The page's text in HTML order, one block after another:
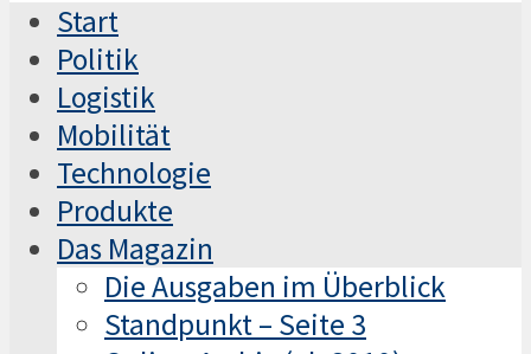
Start
Politik
Logistik
Mobilität
Technologie
Produkte
Das Magazin
Die Ausgaben im Überblick
Standpunkt – Seite 3